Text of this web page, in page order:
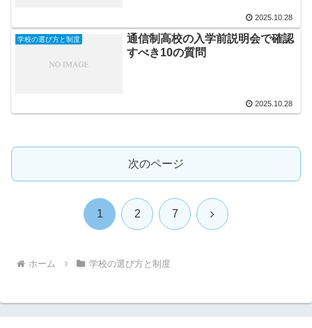
2025.10.28
学校の選び方と制度
通信制高校の入学前説明会で確認
すべき10の質問
2025.10.28
次のページ
1 2 7 次
ホーム 学校の選び方と制度